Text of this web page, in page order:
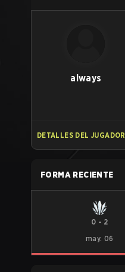
always
DETALLES DEL JUGADOR
FORMA RECIENTE
0 - 2
may. 06